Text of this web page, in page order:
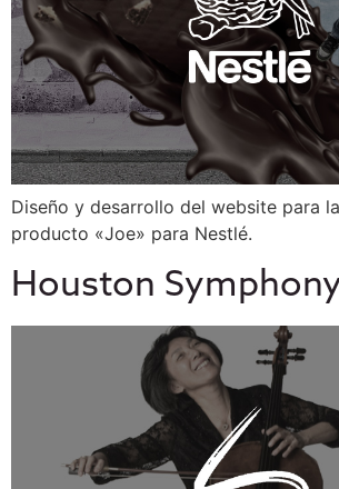
Diseño y desarrollo del website para
producto «Joe» para Nestlé.
Houston